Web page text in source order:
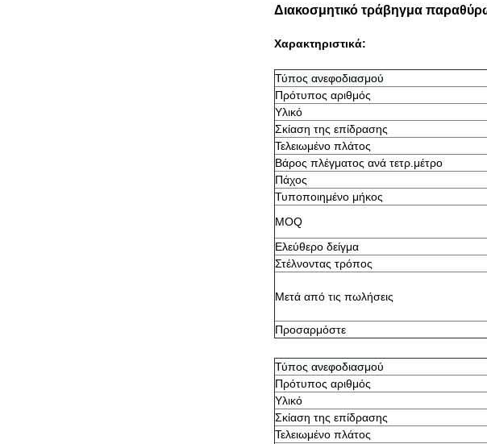
Διακοσμητικό τράβηγμα
Χαρακτηριστικά:
Τύπος ανεφοδιασμού
Πρότυπος αριθμός
Υλικό
Σκίαση της επίδρασης
Τελειωμένο πλάτος
Βάρος πλέγματος ανά τετρ.μέτρο
Πάχος
Τυποποιημένο μήκος
MOQ
Ελεύθερο δείγμα
Στέλνοντας τρόπος
Μετά από τις πωλήσεις
Προσαρμόστε
Τύπος ανεφοδιασμού
Πρότυπος αριθμός
Υλικό
Σκίαση της επίδρασης
Τελειωμένο πλάτος